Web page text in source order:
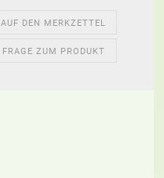
AUF DEN MERKZETTEL
FRAGE ZUM PRODUKT